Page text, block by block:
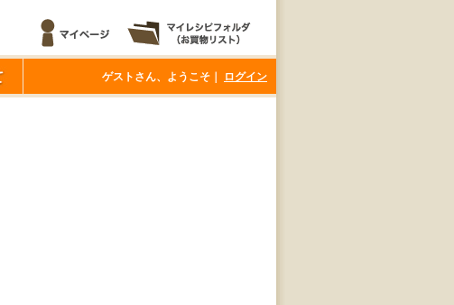
ゲストさん、ようこそ｜ ログイン